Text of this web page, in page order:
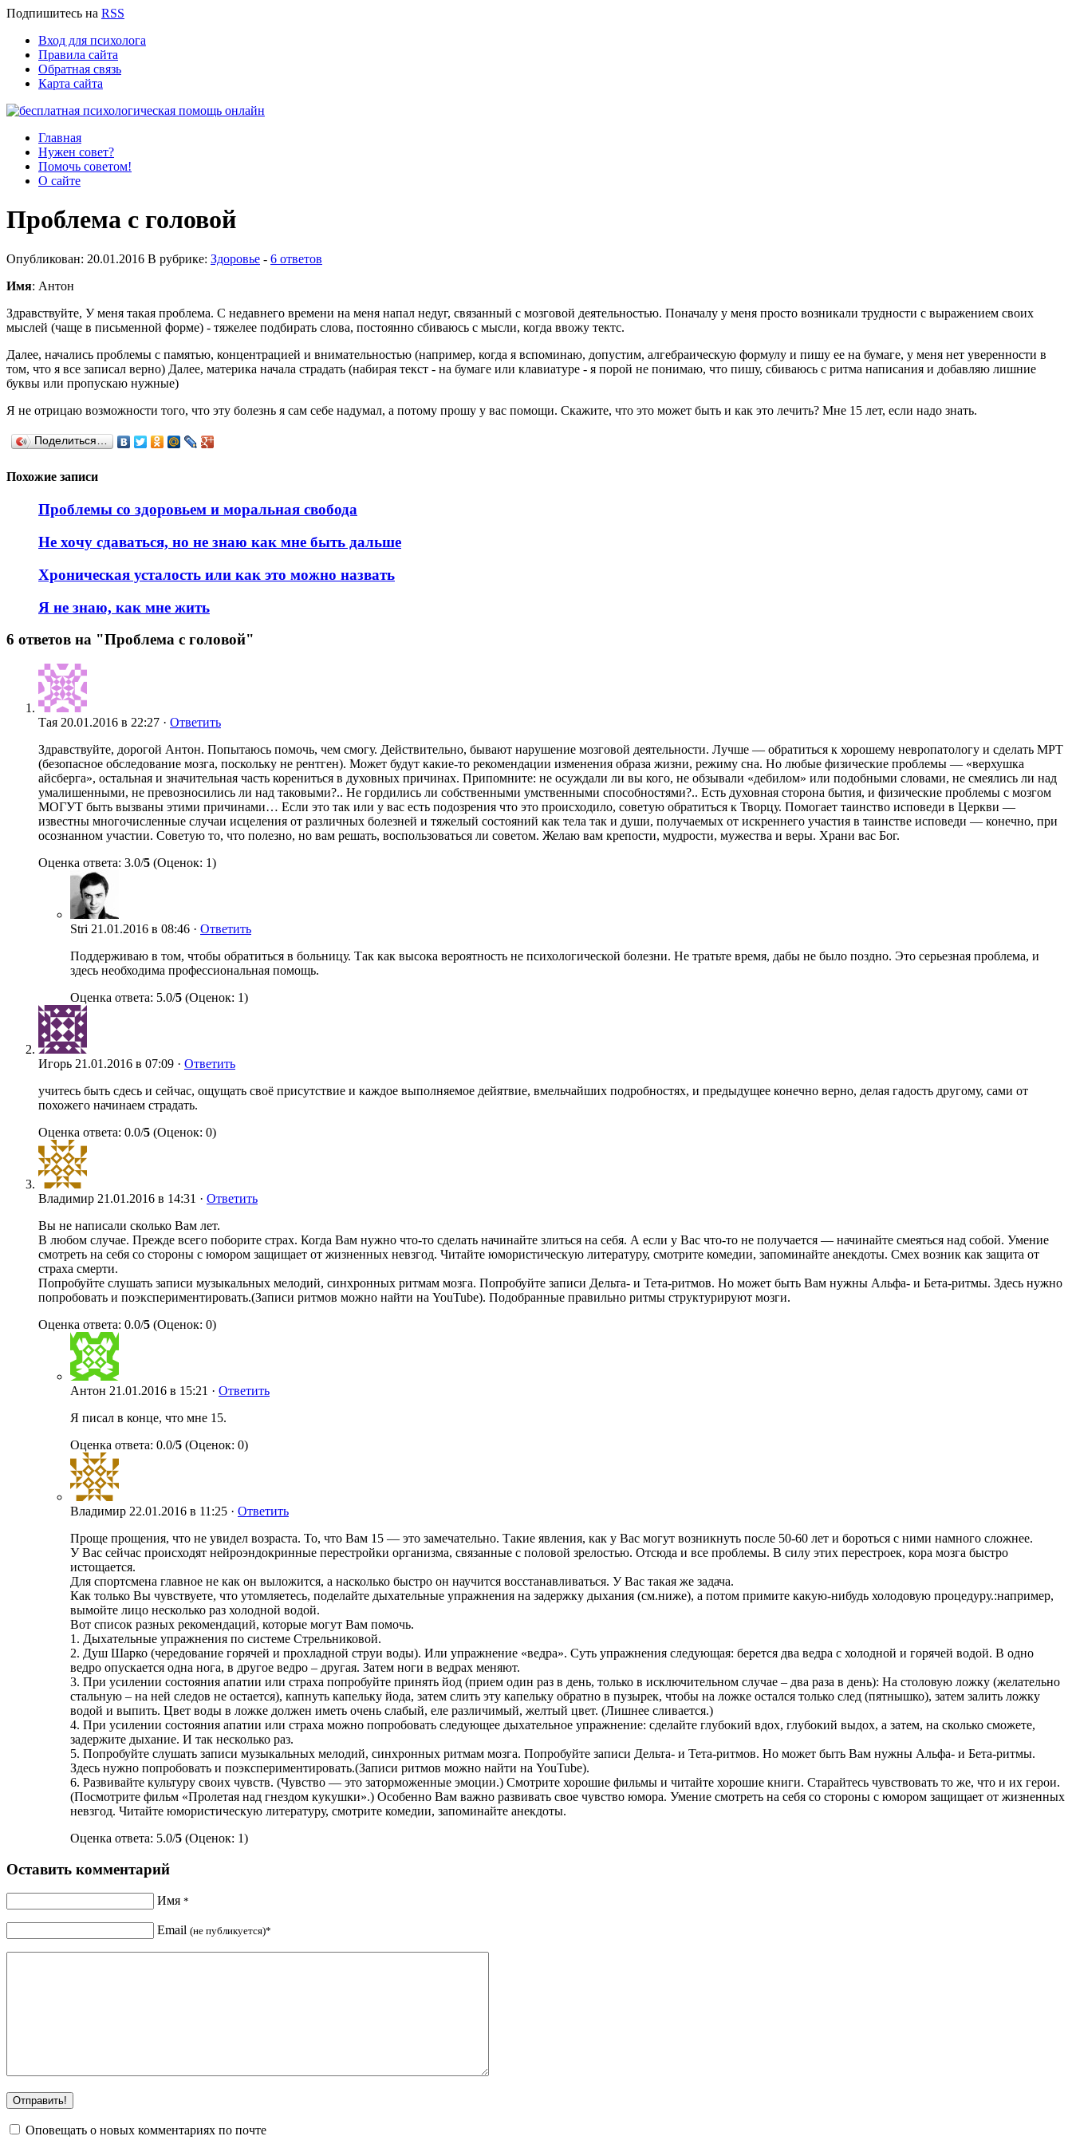
Подпишитесь на RSS
Вход для психолога
Правила сайта
Обратная связь
Карта сайта
Главная
Нужен совет?
Помочь советом!
О сайте
Проблема с головой
Опубликован: 20.01.2016 В рубрике: Здоровье - 6 ответов
Имя: Антон
Здравствуйте, У меня такая проблема. С недавнего времени на меня напал недуг, связанный с мозговой деятельностью. Поначалу у меня просто возникали трудности с выражением своих
мыслей (чаще в письменной форме) - тяжелее подбирать слова, постоянно сбиваюсь с мысли, когда ввожу тектс.
Далее, начались проблемы с памятью, концентрацией и внимательностью (например, когда я вспоминаю, допустим, алгебраическую формулу и пишу ее на бумаге, у меня нет уверенности в
том, что я все записал верно) Далее, материка начала страдать (набирая текст - на бумаге или клавиатуре - я порой не понимаю, что пишу, сбиваюсь с ритма написания и добавляю лишние
буквы или пропускаю нужные)
Я не отрицаю возможности того, что эту болезнь я сам себе надумал, а потому прошу у вас помощи. Скажите, что это может быть и как это лечить? Мне 15 лет, если надо знать.
Поделиться…
Похожие записи
Проблемы со здоровьем и моральная свобода
Не хочу сдаваться, но не знаю как мне быть дальше
Хроническая усталость или как это можно назвать
Я не знаю, как мне жить
6 ответов на "Проблема с головой"
Тая 20.01.2016 в 22:27 · Ответить
Здравствуйте, дорогой Антон. Попытаюсь помочь, чем смогу. Действительно, бывают нарушение мозговой деятельности. Лучше — обратиться к хорошему невропатологу и сделать МРТ
(безопасное обследование мозга, поскольку не рентген). Может будут какие-то рекомендации изменения образа жизни, режиму сна. Но любые физические проблемы — «верхушка
айсберга», остальная и значительная часть корениться в духовных причинах. Припомните: не осуждали ли вы кого, не обзывали «дебилом» или подобными словами, не смеялись ли над
умалишенными, не превозносились ли над таковыми?.. Не гордились ли собственными умственными способностями?.. Есть духовная сторона бытия, и физические проблемы с мозгом
МОГУТ быть вызваны этими причинами… Если это так или у вас есть подозрения что это происходило, советую обратиться к Творцу. Помогает таинство исповеди в Церкви —
известны многочисленные случаи исцеления от различных болезней и тяжелый состояний как тела так и души, получаемых от искреннего участия в таинстве исповеди — конечно, при
осознанном участии. Советую то, что полезно, но вам решать, воспользоваться ли советом. Желаю вам крепости, мудрости, мужества и веры. Храни вас Бог.
Оценка ответа: 3.0/5 (Оценок: 1)
Stri 21.01.2016 в 08:46 · Ответить
Поддерживаю в том, чтобы обратиться в больницу. Так как высока вероятность не психологической болезни. Не тратьте время, дабы не было поздно. Это серьезная проблема, и
здесь необходима профессиональная помощь.
Оценка ответа: 5.0/5 (Оценок: 1)
Игорь 21.01.2016 в 07:09 · Ответить
учитесь быть сдесь и сейчас, ощущать своё присутствие и каждое выполняемое дейятвие, вмельчайших подробностях, и предыдущее конечно верно, делая гадость другому, сами от
похожего начинаем страдать.
Оценка ответа: 0.0/5 (Оценок: 0)
Владимир 21.01.2016 в 14:31 · Ответить
Вы не написали сколько Вам лет.
В любом случае. Прежде всего поборите страх. Когда Вам нужно что-то сделать начинайте злиться на себя. А если у Вас что-то не получается — начинайте смеяться над собой. Умение
смотреть на себя со стороны с юмором защищает от жизненных невзгод. Читайте юмористическую литературу, смотрите комедии, запоминайте анекдоты. Смех возник как защита от
страха смерти.
Попробуйте слушать записи музыкальных мелодий, синхронных ритмам мозга. Попробуйте записи Дельта- и Тета-ритмов. Но может быть Вам нужны Альфа- и Бета-ритмы. Здесь нужно
попробовать и поэкспериментировать.(Записи ритмов можно найти на YouTube). Подобранные правильно ритмы структурируют мозги.
Оценка ответа: 0.0/5 (Оценок: 0)
Антон 21.01.2016 в 15:21 · Ответить
Я писал в конце, что мне 15.
Оценка ответа: 0.0/5 (Оценок: 0)
Владимир 22.01.2016 в 11:25 · Ответить
Проще прощения, что не увидел возраста. То, что Вам 15 — это замечательно. Такие явления, как у Вас могут возникнуть после 50-60 лет и бороться с ними намного сложнее.
У Вас сейчас происходят нейроэндокринные перестройки организма, связанные с половой зрелостью. Отсюда и все проблемы. В силу этих перестроек, кора мозга быстро
истощается.
Для спортсмена главное не как он выложится, а насколько быстро он научится восстанавливаться. У Вас такая же задача.
Как только Вы чувствуете, что утомляетесь, поделайте дыхательные упражнения на задержку дыхания (см.ниже), а потом примите какую-нибудь холодовую процедуру.:например,
вымойте лицо несколько раз холодной водой.
Вот список разных рекомендаций, которые могут Вам помочь.
1. Дыхательные упражнения по системе Стрельниковой.
2. Душ Шарко (чередование горячей и прохладной струи воды). Или упражнение «ведра». Суть упражнения следующая: берется два ведра с холодной и горячей водой. В одно
ведро опускается одна нога, в другое ведро – другая. Затем ноги в ведрах меняют.
3. При усилении состояния апатии или страха попробуйте принять йод (прием один раз в день, только в исключительном случае – два раза в день): На столовую ложку (желательно
стальную – на ней следов не остается), капнуть капельку йода, затем слить эту капельку обратно в пузырек, чтобы на ложке остался только след (пятнышко), затем залить ложку
водой и выпить. Цвет воды в ложке должен иметь очень слабый, еле различимый, желтый цвет. (Лишнее сливается.)
4. При усилении состояния апатии или страха можно попробовать следующее дыхательное упражнение: сделайте глубокий вдох, глубокий выдох, а затем, на сколько сможете,
задержите дыхание. И так несколько раз.
5. Попробуйте слушать записи музыкальных мелодий, синхронных ритмам мозга. Попробуйте записи Дельта- и Тета-ритмов. Но может быть Вам нужны Альфа- и Бета-ритмы.
Здесь нужно попробовать и поэкспериментировать.(Записи ритмов можно найти на YouTube).
6. Развивайте культуру своих чувств. (Чувство — это заторможенные эмоции.) Смотрите хорошие фильмы и читайте хорошие книги. Старайтесь чувствовать то же, что и их герои.
(Посмотрите фильм «Пролетая над гнездом кукушки».) Особенно Вам важно развивать свое чувство юмора. Умение смотреть на себя со стороны с юмором защищает от жизненных
невзгод. Читайте юмористическую литературу, смотрите комедии, запоминайте анекдоты.
Оценка ответа: 5.0/5 (Оценок: 1)
Оставить комментарий
Имя *
Email (не публикуется)*
Оповещать о новых комментариях по почте